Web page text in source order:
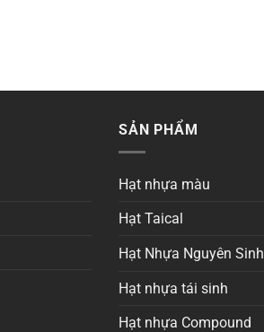
SẢN PHẨM
Hạt nhựa màu
Hạt Taical
Hạt Nhựa Nguyên Sinh
Hạt nhựa tái sinh
Hạt nhựa Compound